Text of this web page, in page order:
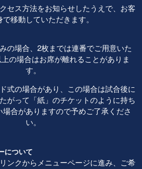
セス方法をお知らせしたうえで、お客
移動していただきます。
の場合、2枚までは連番でご用意いた
の場合はお席が離れることがありま
す。
式の場合があり、この場合は試合後に
がって「紙」のチケットのように持ち
合がありますので予めご了承くださ
い。
について
ンクからメニューページに進み、ご希